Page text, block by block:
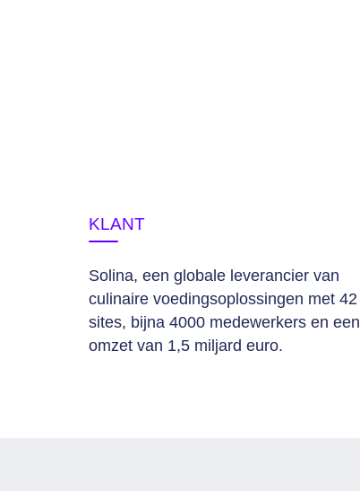
KLANT
Solina, een globale leverancier van
culinaire voedingsoplossingen met 42
sites, bijna 4000 medewerkers en een
omzet van 1,5 miljard euro.